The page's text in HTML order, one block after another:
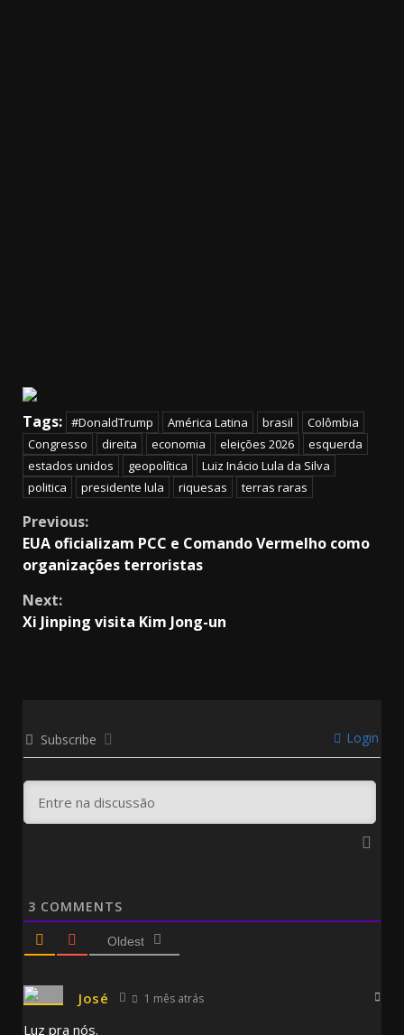
Tags: #DonaldTrump América Latina brasil
Colômbia
Congresso
direita economia eleições 2026
esquerda
estados unidos
geopolítica
Luiz Inácio Lula da Silva
politica
presidente lula riquesas terras raras
Continue
Reading
Previous:
EUA oficializam PCC e Comando Vermelho como
organizações terroristas
Next:
Xi Jinping visita Kim Jong-un
Subscribe Login
3 COMMENTS
Oldest
José 1 mês atrás
Luz pra nós.